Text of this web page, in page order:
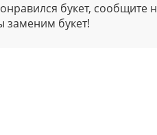
букет, сообщите
заменим букет!